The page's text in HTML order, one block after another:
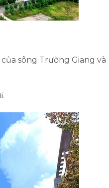
sông Trường Giang và